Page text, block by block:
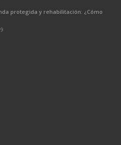
protegida y rehabilitación: ¿Cómo